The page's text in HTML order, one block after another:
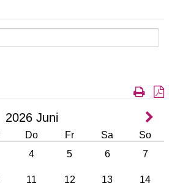
2026 Juni
Do Fr Sa
So
4 5 6 7
11 12 13 14